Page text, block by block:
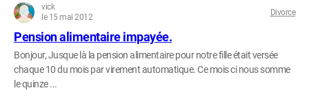
vick
le 15 mai 2012
Divorce
Pension alimentaire impayée.
Bonjour, Jusque là la pension alimentaire pour notre fille était versée
chaque 10 du mois par virement automatique. Ce mois ci nous somme
le quinze ...